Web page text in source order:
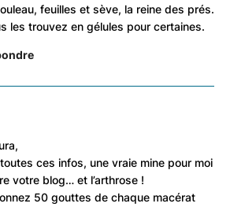
feuilles et sève, la reine des prés.
les trouvez en gélules pour certaines.
ces infos, une vraie mine pour moi
votre blog… et l’arthrose !
50 gouttes de chaque macérat